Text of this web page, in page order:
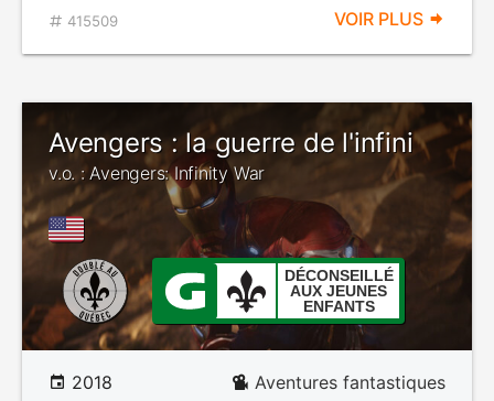
415509 VOIR PLUS
Avengers : la guerre de l'infini
v.o. : Avengers: Infinity War
DÉCONSEILLÉ
AUX JEUNES
ENFANTS
2018 Aventures fantastiques